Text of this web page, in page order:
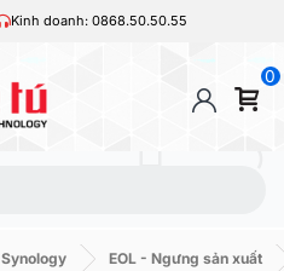
Kinh doanh: 0868.50.50.55
0
Synology EOL - Ngưng sản xuất